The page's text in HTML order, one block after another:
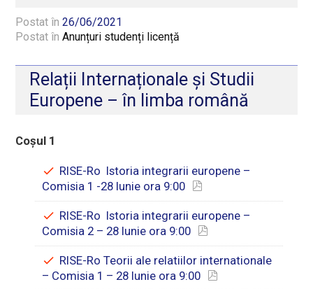
Postat în26/06/2021
Postat înAnunțuri studenți licență
Relații Internaționale și Studii
Europene – în limba română
Coșul 1
RISE-Ro Istoria integrarii europene –
Comisia 1 -28 Iunie ora 9:00
RISE-Ro Istoria integrarii europene –
Comisia 2 – 28 Iunie ora 9:00
RISE-Ro Teorii ale relatiilor internationale
– Comisia 1 – 28 Iunie ora 9:00